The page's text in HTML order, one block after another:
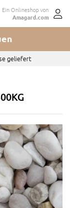
Ein Onlineshop von
Amagard.com
geliefert